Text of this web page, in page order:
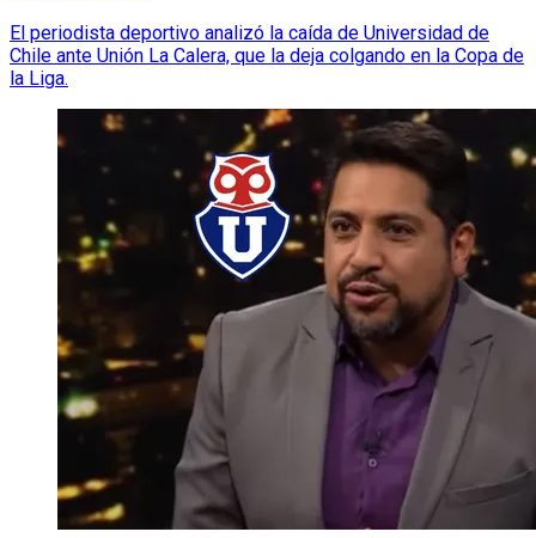
El periodista deportivo analizó la caída de Universidad de
Chile ante Unión La Calera, que la deja colgando en la Copa de
la Liga.